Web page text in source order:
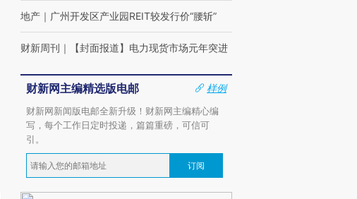
地产 ｜ 广州开发区产业园REIT较发行价“腰斩”
财新周刊 ｜ 【封面报道】电力现货市场元年突进
财新网主编精选版电邮
样例
财新网新闻版电邮全新升级！财新网主编精心编
写，每个工作日定时投递，篇篇重磅，可信可
引。
订阅